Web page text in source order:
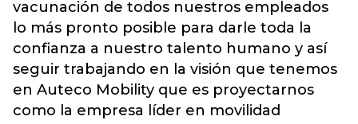
vacunación de todos nuestros empleados
lo más pronto posible para darle toda la
confianza a nuestro talento humano y así
seguir trabajando en la visión que tenemos
en Auteco Mobility que es proyectarnos
como la empresa líder en movilidad